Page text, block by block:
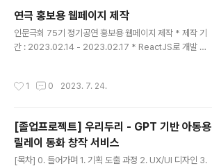
연극 홍보용 웹페이지 제작
인문극회 75기 정기공연 홍보용 웹페이지 제작 * 제작 기
간 : 2023.02.14 - 2023.02.17 * ReactJS로 개발 Th
도 제작하는 전설의 인문극회! 마감 일자에 맞춰서 외주를
한테 디자인 무드만 받고 빠르게 디자인&개발 했다. 나름..
반응형(웹/탭/모바일)도 고려해서 작업했다. 연습하다 말고
아이폰과 갤럭시를 종류별로 늘어놓고 QA를 했던 기억이
1 0 2023. 7. 24.
[졸업프로젝트] 우리두리 - GPT 기반 아동용
릴레이 동화 창작 서비스
[목차] 0. 들어가며 1. 기획 도출 과정 2. UX/UI 디자인 3.